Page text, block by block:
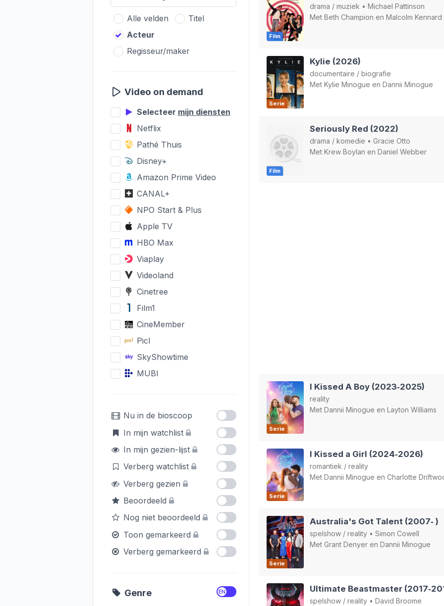
Alle velden
Titel
Acteur
Regisseur/maker
Video on demand
Selecteer mijn diensten
Netflix
Pathé Thuis
Disney+
Amazon Prime Video
CANAL+
NPO Start & Plus
Apple TV
HBO Max
Viaplay
Videoland
Cinetree
Film1
CineMember
Picl
SkyShowtime
MUBI
Nu in de bioscoop
In mijn watchlist
In mijn gezien-lijst
Verberg watchlist
Verberg gezien
Beoordeeld
Nog niet beoordeeld
Toon gemarkeerd
Verberg gemarkeerd
Genre
Film
drama / muziek • Michael Pattinson
Met Beth Champion en Malcolm Kennard
Serie
Kylie (2026)
documentaire / biografie
Met Kylie Minogue en Dannii Minogue
Film
Seriously Red (2022)
drama / komedie • Gracie Otto
Met Krew Boylan en Daniel Webber
Serie
I Kissed A Boy (2023‑2025)
reality
Met Dannii Minogue en Layton Williams
Serie
I Kissed a Girl (2024‑2026)
romantiek / reality
Met Dannii Minogue en Charlotte
Serie
Australia's Got Talent (2007‑ )
spelshow / reality • Simon Cowell
Met Grant Denyer en Dannii Minogue
Ultimate Beastmaster
spelshow / reality • David Broome